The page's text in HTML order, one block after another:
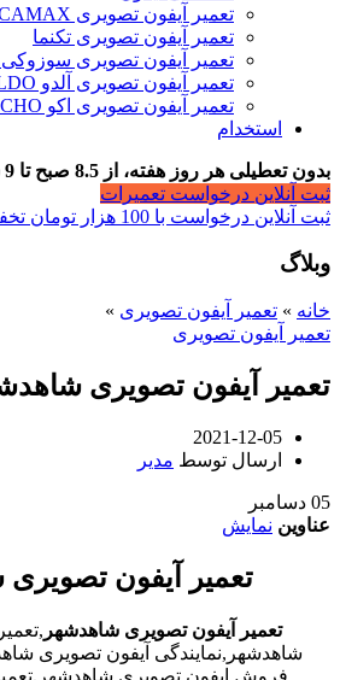
تعمیر آیفون تصویری CAMAX کامکث
تعمیر آیفون تصویری تکنما
تعمیر آیفون تصویری سوزوکی suzuki
تعمیر آیفون تصویری آلدو ALDO
تعمیر آیفون تصویری اکو ECHO
استخدام
بدون تعطیلی هر روز هفته، از 8.5 صبح تا 9 شب
ثبت آنلاین درخواست تعمیرات
ثبت آنلاین درخواست با 100 هزار تومان تخفیف
وبلاگ
خانه » تعمیر آیفون تصویری »
تعمیر آیفون تصویری
تعمیر آیفون تصویری
2021-12-05
ارسال توسط مدیر
05 دسامبر
عناوین نمایش
تعمیر آیفون
تعمیر آیفون تصویری شاهدشهر
شاهدشهر,نمایندگی آیفون تصویری
فروش ایفون تصویری